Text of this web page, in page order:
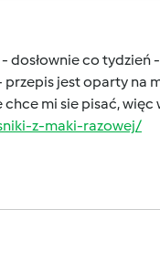
dosłownie co
jest oparty na
mi sie pisać,
z-maki-razowej/